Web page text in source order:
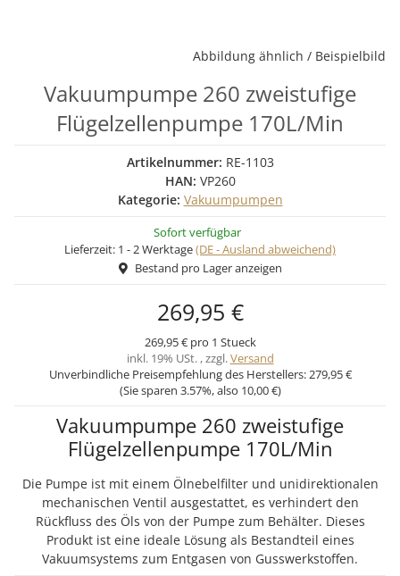
Abbildung ähnlich / Beispielbild
Vakuumpumpe 260 zweistufige
Flügelzellenpumpe 170L/Min
Artikelnummer: RE-1103
HAN: VP260
Kategorie: Vakuumpumpen
Sofort verfügbar
Lieferzeit: 1 - 2 Werktage(DE - Ausland abweichend)
Bestand pro Lager anzeigen
269,95 €
269,95 € pro 1 Stueck
inkl. 19% USt. , zzgl. Versand
Unverbindliche Preisempfehlung des Herstellers: 279,95 €
(Sie sparen 3.57%, also 10,00 €)
Vakuumpumpe 260 zweistufige
Flügelzellenpumpe 170L/Min
Die Pumpe ist mit einem Ölnebelfilter und unidirektionalen
mechanischen Ventil ausgestattet, es verhindert den
Rückfluss des Öls von der Pumpe zum Behälter. Dieses
Produkt ist eine ideale Lösung als Bestandteil eines
Vakuumsystems zum Entgasen von Gusswerkstoffen.